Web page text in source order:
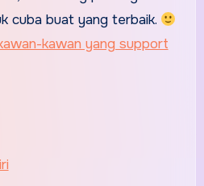
cuba buat yang terbaik.
kawan yang support